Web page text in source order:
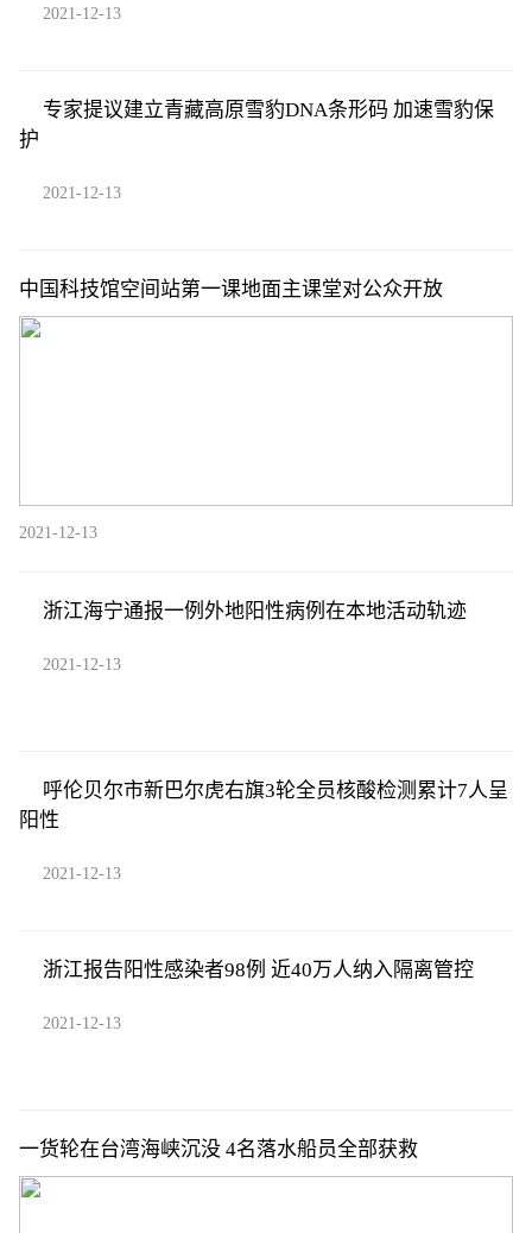
2021-12-13
专家提议建立青藏高原雪豹DNA条形码 加速雪豹保
护
2021-12-13
中国科技馆空间站第一课地面主课堂对公众开放
2021-12-13
浙江海宁通报一例外地阳性病例在本地活动轨迹
2021-12-13
呼伦贝尔市新巴尔虎右旗3轮全员核酸检测累计7人呈
阳性
2021-12-13
浙江报告阳性感染者98例 近40万人纳入隔离管控
2021-12-13
一货轮在台湾海峡沉没 4名落水船员全部获救